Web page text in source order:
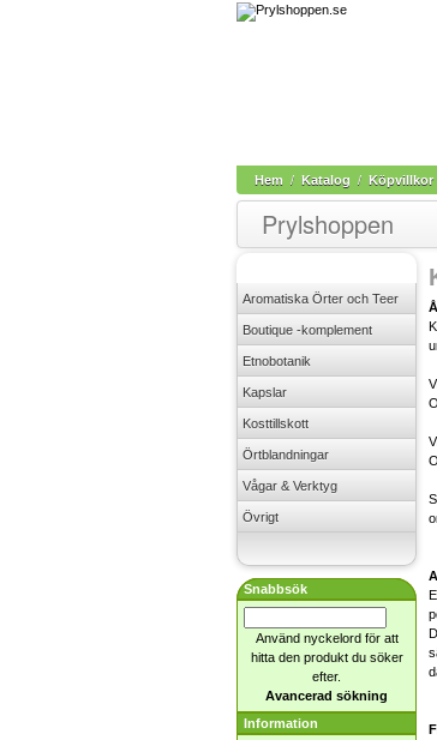
Hem / Katalog / Köpvillkor
Prylshoppen
Aromatiska Örter och Teer
Boutique -komplement
Etnobotanik
Kapslar
Kosttillskott
Örtblandningar
Vågar & Verktyg
Övrigt
Snabbsök
Använd nyckelord för att
hitta den produkt du söker
efter.
Avancerad sökning
Information